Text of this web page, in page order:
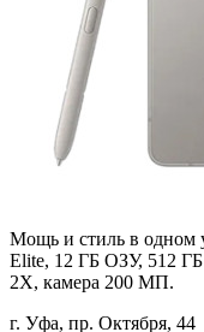
Мощь и стиль в одном
Elite, 12 ГБ ОЗУ, 512
2X, камера 200 МП.​
г. Уфа, пр. Октября, 44